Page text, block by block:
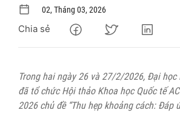
02, Tháng 03, 2026
Chia sẻ
Trong hai ngày 26 và 27/2/2026, Đại học
đã tổ chức Hội thảo Khoa học Quốc tế
2026 chủ đề “Thu hẹp khoảng cách: Đáp